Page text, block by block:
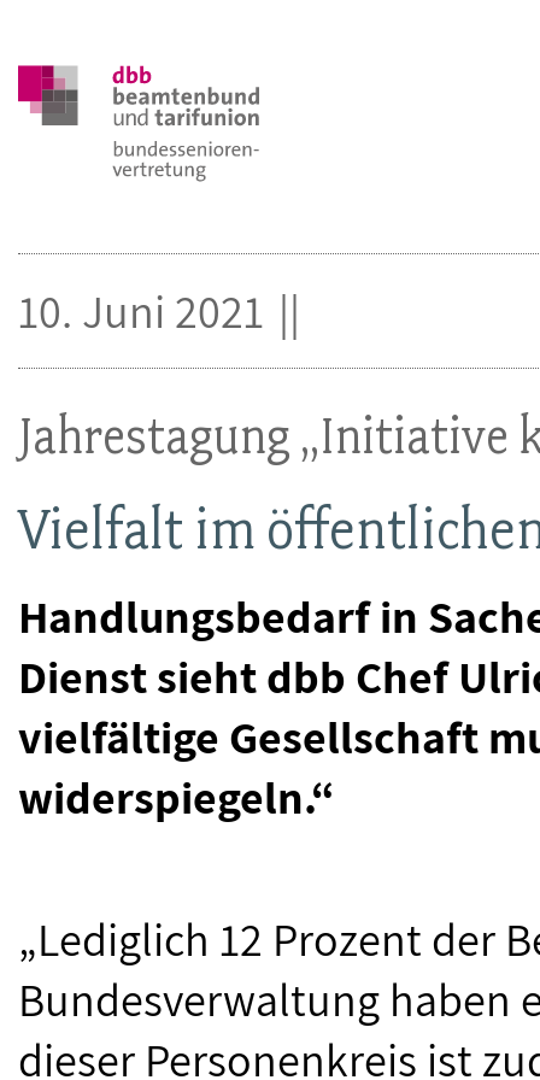
Jahrestagung
Vielfalt im
Handlungsbedarf in
Dienst sieht dbb Chef
vielfältige Gesellschaft
widerspiegeln.“
10. Juni 2021
„Lediglich 12 Prozent der
Bundesverwaltung haben
dieser Personenkreis ist